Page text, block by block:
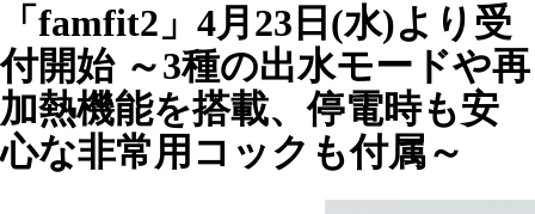
「famfit2」4月23日(水)より受
付開始 ～3種の出水モードや再
加熱機能を搭載、停電時も安
心な非常用コックも付属～